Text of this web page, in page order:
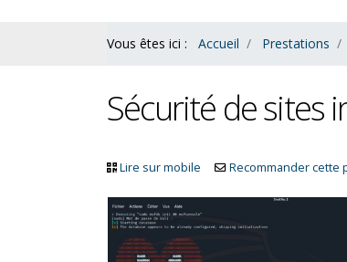
Vous êtes ici : Accueil Prestations
Sécurité de sites
Lire sur mobile Recommander cette